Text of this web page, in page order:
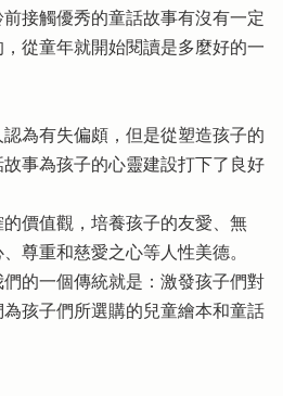
接觸優秀的童話故事有沒有一定
從童年就開始閱讀是多麼好的一
為有失偏頗，但是從塑造孩子的
事為孩子的心靈建設打下了良好
價值觀，培養孩子的友愛、無
尊重和慈愛之心等人性美德。
的一個傳統就是：激發孩子們對
孩子們所選購的兒童繪本和童話